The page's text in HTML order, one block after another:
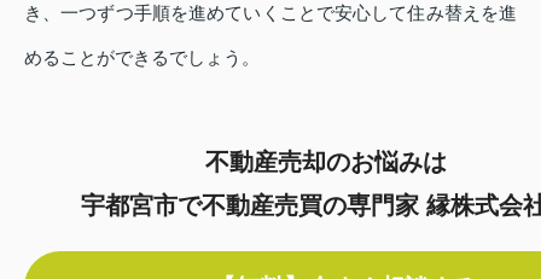
き、一つずつ手順を進めていくことで安心して住み替えを進
めることができるでしょう。
不動産売却のお悩みは
宇都宮市で不動産売買の専門家 縁株式会